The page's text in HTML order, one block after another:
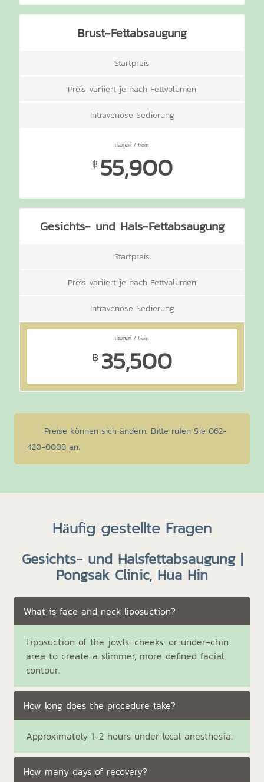
Brust-Fettabsaugung
Startpreis
Preis variiert je nach Fettvolumen
Intravenöse Sedierung
฿ 55,900
Gesichts- und Hals-Fettabsaugung
Startpreis
Preis variiert je nach Fettvolumen
Intravenöse Sedierung
฿ 35,500
Preise können sich ändern. Bitte rufen Sie 062-
420-0008 an.
Häufig gestellte Fragen
Gesichts- und Halsfettabsaugung |
Pongsak Clinic, Hua Hin
What is face and neck liposuction?
Liposuction of the jowls, cheeks, or under-chin
area to create a slimmer, more defined facial
contour.
How long does the procedure take?
Approximately 1-2 hours under local anesthesia.
How many days of recovery?